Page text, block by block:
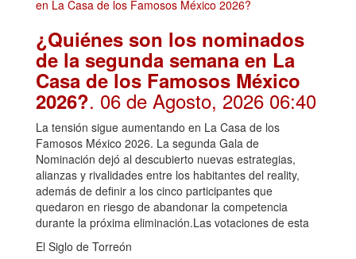
¿Quiénes son los nominados
de la segunda semana en La
Casa de los Famosos México
2026?. 06 de Agosto, 2026 06:40
La tensión sigue aumentando en La Casa de los
Famosos México 2026. La segunda Gala de
Nominación dejó al descubierto nuevas estrategias,
alianzas y rivalidades entre los habitantes del reality,
además de definir a los cinco participantes que
quedaron en riesgo de abandonar la competencia
durante la próxima eliminación.Las votaciones de esta
El Siglo de Torreón